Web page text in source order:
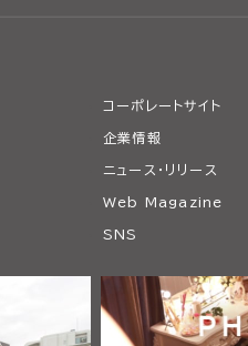
コーポレートサイト
企業情報
ニュース・リリース
Web Magazine
SNS